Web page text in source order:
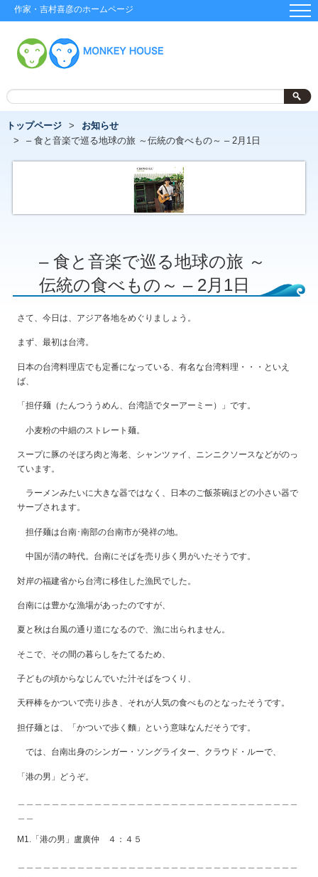
作家・吉村喜彦のホームページ
トップページ
お知らせ
– 食と音楽で巡る地球の旅 ～伝統の食べもの～ – 2月1日
– 食と音楽で巡る地球の旅 ～
伝統の食べもの～ – 2月1日
さて、今日は、アジア各地をめぐりましょう。
まず、最初は台湾。
日本の台湾料理店でも定番になっている、有名な台湾料理・・・といえ
ば、
「担仔麺（たんつううめん、台湾語でターアーミー）」です。
小麦粉の中細のストレート麺。
スープに豚のそぼろ肉と海老、シャンツァイ、ニンニクソースなどがのっ
ています。
ラーメンみたいに大きな器ではなく、日本のご飯茶碗ほどの小さい器で
サーブされます。
担仔麺は台南･南部の台南市が発祥の地。
中国が清の時代。台南にそばを売り歩く男がいたそうです。
対岸の福建省から台湾に移住した漁民でした。
台南には豊かな漁場があったのですが、
夏と秋は台風の通り道になるので、漁に出られません。
そこで、その間の暮らしをたてるため、
子どもの頃からなじんでいた汁そばをつくり、
天秤棒をかついで売り歩き、それが人気の食べものとなったそうです。
担仔麺とは、「かついで歩く麵」という意味なんだそうです。
では、台南出身のシンガー・ソングライター、クラウド・ルーで、
「港の男」どうぞ。
M1.「港の男」盧廣仲 ４：４５